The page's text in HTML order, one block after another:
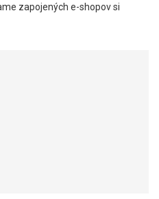
zapojených e-shopov si